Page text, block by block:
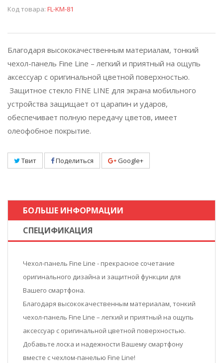
Код товара: FL-KM-81
Благодаря высококачественным материалам, тонкий
чехол-панель Fine Line – легкий и приятный на ощупь
аксессуар с оригинальной цветной поверхностью.
Защитное стекло FINE LINE для экрана мобильного
устройства защищает от царапин и ударов,
обеспечивает полную передачу цветов, имеет
олеофобное покрытие.
Твит Поделиться Google+
БОЛЬШЕ ИНФОРМАЦИИ
СПЕЦИФИКАЦИЯ
Чехол-панель Fine Line - прекрасное сочетание
оригинального дизайна и защитной функции для
Вашего смартфона.
Благодаря высококачественным материалам, тонкий
чехол-панель Fine Line – легкий и приятный на ощупь
аксессуар с оригинальной цветной поверхностью.
Добавьте лоска и надежности Вашему смартфону
вместе с чехлом-панелью Fine Line!